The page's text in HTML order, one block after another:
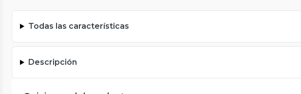
Todas las características
Descripción